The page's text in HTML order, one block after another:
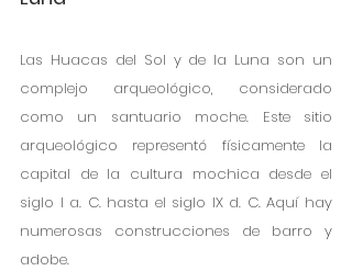
Las Huacas del Sol y de la Luna son un
complejo arqueológico, considerado
como un santuario moche. Este sitio
arqueológico representó físicamente la
capital de la cultura mochica desde el
siglo I a. C. hasta el siglo IX d. C. Aquí hay
numerosas construcciones de barro y
adobe.